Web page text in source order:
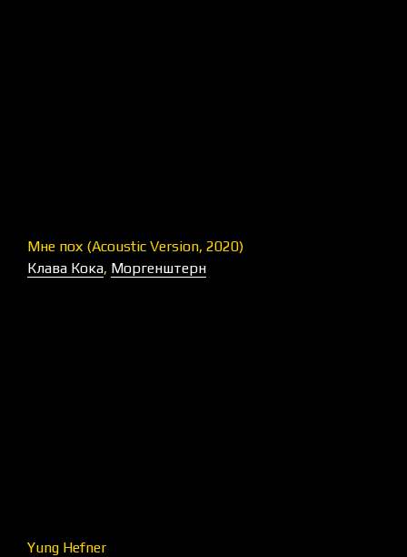
Мне пох (Acoustic Version, 2020)
Клава Кока, Моргенштерн
Yung Hefner